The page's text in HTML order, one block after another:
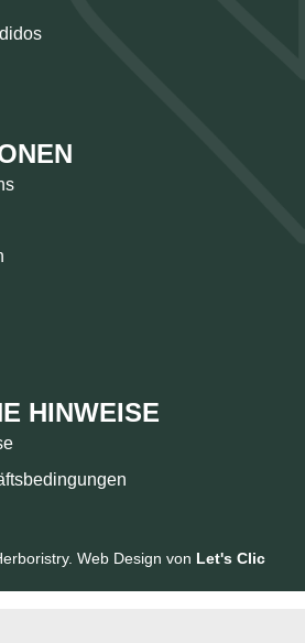
HINWEISE
Web Design von Let's Clic